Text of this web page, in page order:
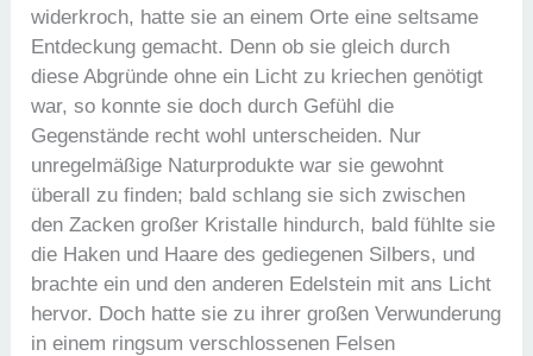
widerkroch, hatte sie an einem Orte eine seltsame
Entdeckung gemacht. Denn ob sie gleich durch
diese Abgründe ohne ein Licht zu kriechen genötigt
war, so konnte sie doch durch Gefühl die
Gegenstände recht wohl unterscheiden. Nur
unregelmäßige Naturprodukte war sie gewohnt
überall zu finden; bald schlang sie sich zwischen
den Zacken großer Kristalle hindurch, bald fühlte sie
die Haken und Haare des gediegenen Silbers, und
brachte ein und den anderen Edelstein mit ans Licht
hervor. Doch hatte sie zu ihrer großen Verwunderung
in einem ringsum verschlossenen Felsen